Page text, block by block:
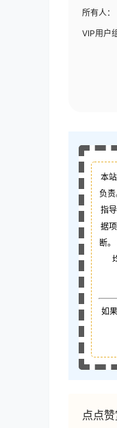
所有人：
VIP用户
本
负
指
据
断
如
点点